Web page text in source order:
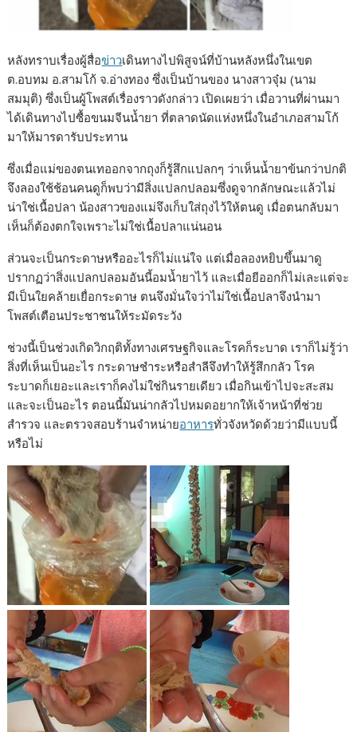
หลังทราบเรื่องผู้สื่อข่าวเดินทางไปพิสูจน์ที่บ้านหลังหนึ่งในเขต
ต.อบทม อ.สามโก้ จ.อ่างทอง ซึ่งเป็นบ้านของ นางสาวจุ๋ม (นาม
สมมุติ) ซึ่งเป็นผู้โพสต์เรื่องราวดังกล่าว เปิดเผยว่า เมื่อวานที่ผ่านมา
ได้เดินทางไปซื้อขนมจีนน้ำยา ที่ตลาดนัดแห่งหนึ่งในอำเภอสามโก้
มาให้มารดารับประทาน
ซึ่งเมื่อแม่ของตนเทออกจากถุงก็รู้สึกแปลกๆ ว่าเห็นน้ำยาข้นกว่าปกติ
จึงลองใช้ช้อนคนดูก็พบว่ามีสิ่งแปลกปลอมซึ่งดูจากลักษณะแล้วไม่
น่าใช่เนื้อปลา น้องสาวของแม่จึงเก็บใส่ถุงไว้ให้ตนดู เมื่อตนกลับมา
เห็นก็ต้องตกใจเพราะไม่ใช่เนื้อปลาแน่นอน
ส่วนจะเป็นกระดาษหรืออะไรก็ไม่แน่ใจ แต่เมื่อลองหยิบขึ้นมาดู
ปรากฏว่าสิ่งแปลกปลอมอันนี้อมน้ำยาไว้ และเมื่อยีออกก็ไม่เละแต่จะ
มีเป็นใยคล้ายเยื่อกระดาษ ตนจึงมั่นใจว่าไม่ใช่เนื้อปลาจึงนำมา
โพสต์เตือนประชาชนให้ระมัดระวัง
ช่วงนี้เป็นช่วงเกิดวิกฤติทั้งทางเศรษฐกิจและโรคก็ระบาด เราก็ไม่รู้ว่า
สิ่งที่เห็นเป็นอะไร กระดาษชำระหรือสำลีจึงทำให้รู้สึกกลัว โรค
ระบาดก็เยอะและเราก็คงไม่ใช่กินรายเดียว เมื่อกินเข้าไปจะสะสม
และจะเป็นอะไร ตอนนี้มันน่ากลัวไปหมดอยากให้เจ้าหน้าที่ช่วย
สำรวจ และตรวจสอบร้านจำหน่ายอาหารทั่วจังหวัดด้วยว่ามีแบบนี้
หรือไม่